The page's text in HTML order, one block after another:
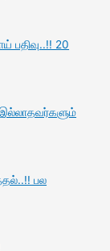
பதிவு..!! 20
இல்லாதவர்களும்
பல